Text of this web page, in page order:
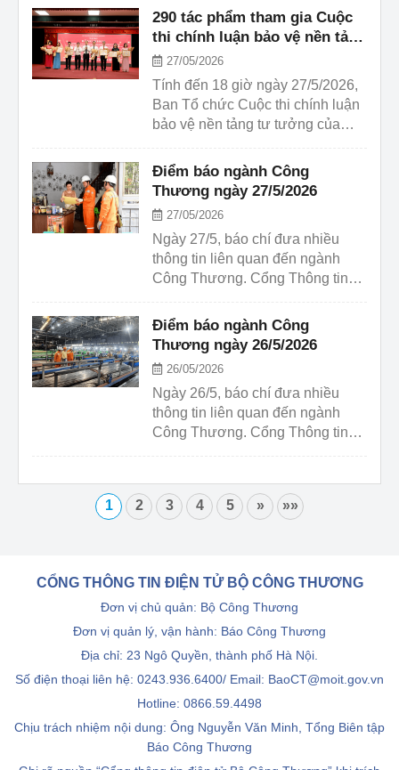
nhóm tác giả nộp đầy đủ cả bản
cứng và bản mềm qua email:
cuocthichinhluanbct@gmail.com
trước 15 giờ ngày 28/5.
290 tác phẩm tham gia Cuộc
thi chính luận bảo vệ nền tảng
tư tưởng của Đảng trong
ngành Công Thương năm
2026
27/05/2026
Tính đến 18 giờ ngày 27/5/2026,
Ban Tổ chức Cuộc thi chính luận
bảo vệ nền tảng tư tưởng của
năm 2026 đã nhận được 290 bài
dự thi từ các tổ chức đảng trực
thuộc Đảng ủy Bộ Công Thương.
Điểm báo ngành Công
Thương ngày 27/5/2026
27/05/2026
Ngày 27/5, báo chí đưa nhiều
thông tin liên quan đến ngành
Công Thương. Cổng Thông tin
điểm lại một số thông tin đáng
chú ý.
Điểm báo ngành Công
Thương ngày 26/5/2026
26/05/2026
Ngày 26/5, báo chí đưa nhiều
thông tin liên quan đến ngành
Công Thương. Cổng Thông tin
chú ý.
1
2 3 4 5 » »»
CỔNG THÔNG TIN ĐIỆN TỬ BỘ CÔNG THƯƠNG
Đơn vị chủ quản: Bộ Công Thương
Đơn vị quản lý, vận hành: Báo Công Thương
Địa chỉ: 23 Ngô Quyền, thành phố Hà Nội.
Số điện thoại liên hệ: 0243.936.6400/ Email: BaoCT@moit.gov.vn
Hotline: 0866.59.4498
Chịu trách nhiệm nội dung: Ông Nguyễn Văn Minh, Tổng Biên tập
Báo Công Thương